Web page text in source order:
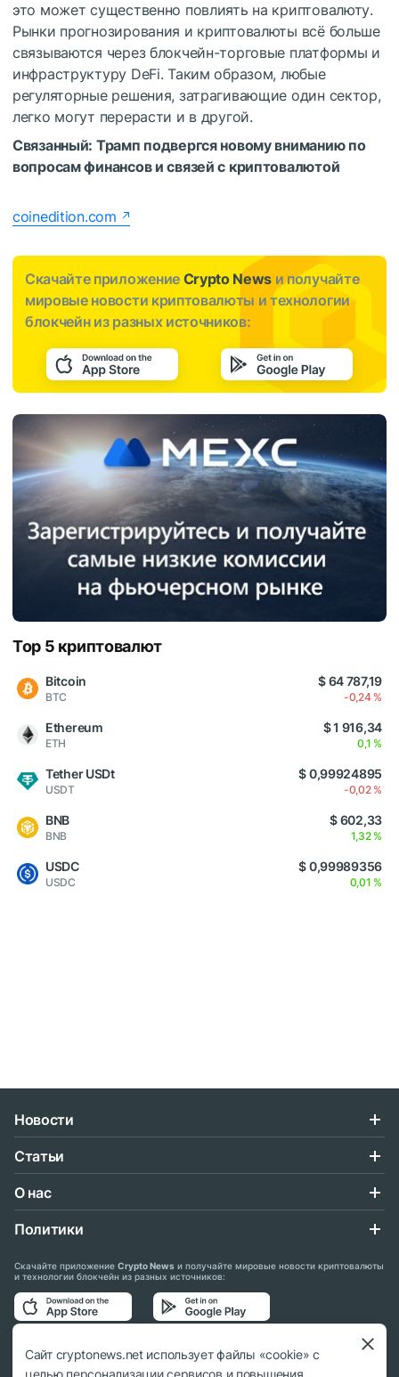
это может существенно повлиять на криптовалюту.
Рынки прогнозирования и криптовалюты всё больше
связываются через блокчейн-торговые платформы и
инфраструктуру DeFi. Таким образом, любые
регуляторные решения, затрагивающие один сектор,
легко могут перерасти и в другой.
Связанный: Трамп подвергся новому вниманию по
вопросам финансов и связей с криптовалютой
coinedition.com
Скачайте приложение Crypto News и получайте
мировые новости криптовалюты и технологии
блокчейн из разных источников:
Top 5 криптовалют
Bitcoin
BTC
$ 64 787,19
-0,24 %
Ethereum
ETH
$ 1 916,34
0,1 %
Tether USDt
USDT
$ 0,99924895
-0,02 %
BNB
BNB
$ 602,33
1,32 %
USDC
USDC
$ 0,99989356
0,01 %
Новости
Статьи
О нас
Политики
Скачайте приложение Crypto News и получайте мировые новости криптовалюты
и технологии блокчейн из разных источников:
Подписывайтесь на нас в социальных сетях:
Сайт cryptonews.net использует файлы «cookie» с
целью персонализации сервисов и повышения